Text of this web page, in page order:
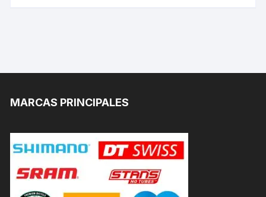
MARCAS PRINCIPALES